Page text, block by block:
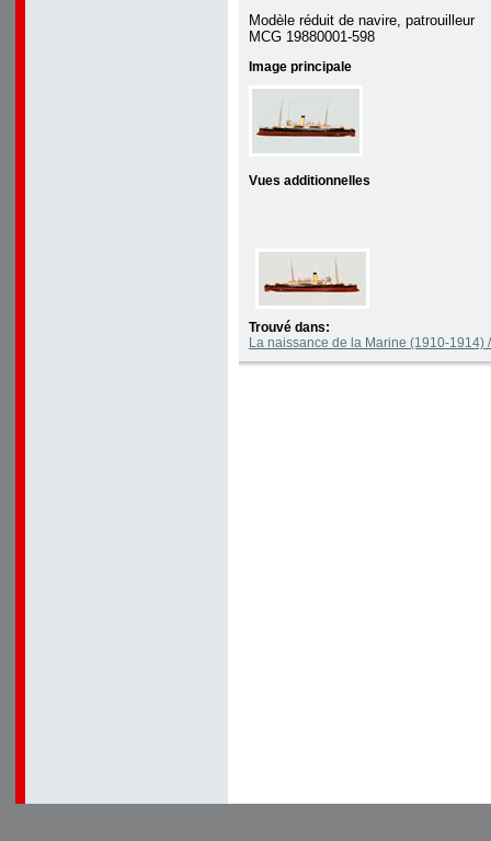
Modèle réduit de navire, patrouilleur
MCG 19880001-598
Image principale
Vues additionnelles
Trouvé dans:
La naissance de la Marine (1910-1914)